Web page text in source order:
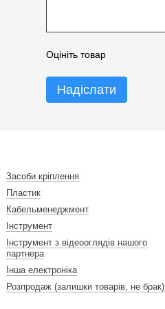
Оцініть товар
Надіслати
Засоби кріплення
Пластик
Кабельменеджмент
Інструмент
Інструмент з відеооглядів нашого
партнера
Інша електроніка
Розпродаж (залишки товарів, не брак)